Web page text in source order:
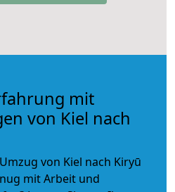
mit
von Kiel nach
von Kiel nach Kiryū
mit Arbeit und